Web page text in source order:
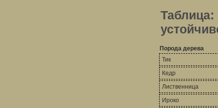
Порода дерева
Тик
Кедр
Лиственница
Ироко